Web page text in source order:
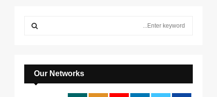
f
o
E
A
Our Networks